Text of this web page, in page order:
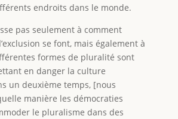
endroits dans le monde.
pas seulement à comment
se font, mais également à
formes de pluralité sont
en danger la culture
un deuxième temps, [nous
manière les démocraties
le pluralisme dans des